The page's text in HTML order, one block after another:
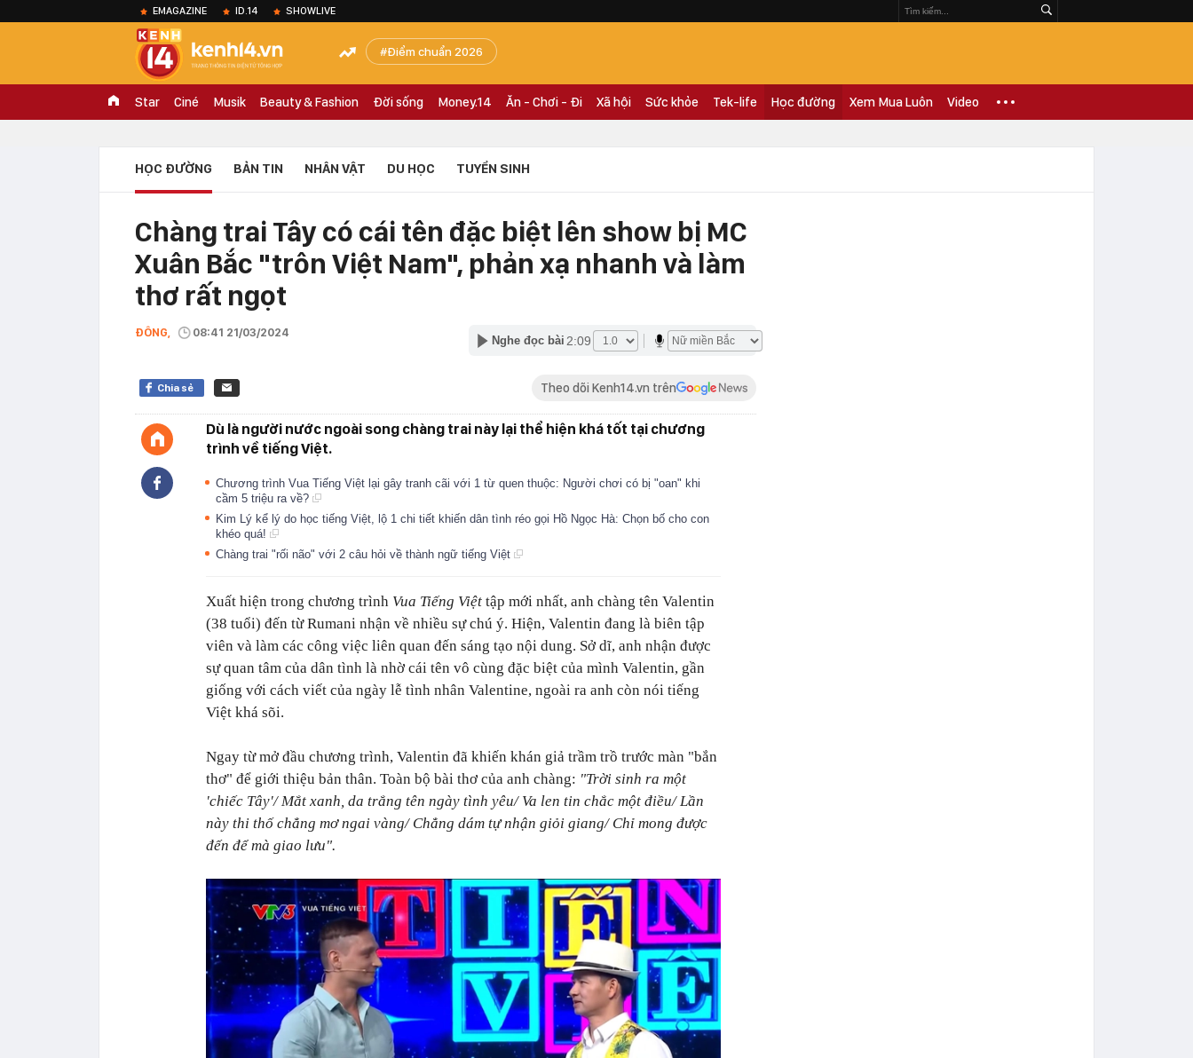
EMAGAZINE ID.14 SHOWLIVE
Điểm chuẩn 2026
Star Ciné Musik Beauty & Fashion Đời sống Money.14 Ăn - Chơi - Đi Xã hội Sức khỏe Tek-life Học đường Xem Mua Luôn Video
HỌC ĐƯỜNG BẢN TIN NHÂN VẬT DU HỌC TUYỂN SINH
Chàng trai Tây có cái tên đặc biệt lên show bị MC
Xuân Bắc "trôn Việt Nam", phản xạ nhanh và làm
thơ rất ngọt
ĐÔNG, 08:41 21/03/2024
Nghe đọc bài 2:09
Chia sẻ Theo dõi Kenh14.vn trên
Dù là người nước ngoài song chàng trai này lại thể hiện khá tốt tại chương
trình về tiếng Việt.
Chương trình Vua Tiếng Việt lại gây tranh cãi với 1 từ quen thuộc: Người chơi có bị "oan" khi
cầm 5 triệu ra về?
Kim Lý kể lý do học tiếng Việt, lộ 1 chi tiết khiến dân tình réo gọi Hồ Ngọc Hà: Chọn bố cho con
khéo quá!
Chàng trai "rối não" với 2 câu hỏi về thành ngữ tiếng Việt
Xuất hiện trong chương trình Vua Tiếng Việt tập mới nhất, anh chàng tên Valentin
(38 tuổi) đến từ Rumani nhận về nhiều sự chú ý. Hiện, Valentin đang là biên tập
viên và làm các công việc liên quan đến sáng tạo nội dung. Sở dĩ, anh nhận được
sự quan tâm của dân tình là nhờ cái tên vô cùng đặc biệt của mình Valentin, gần
giống với cách viết của ngày lễ tình nhân Valentine, ngoài ra anh còn nói tiếng
Việt khá sõi.
Ngay từ mở đầu chương trình, Valentin đã khiến khán giả trầm trồ trước màn "bắn
thơ" để giới thiệu bản thân. Toàn bộ bài thơ của anh chàng: "Trời sinh ra một
'chiếc Tây'/ Mắt xanh, da trắng tên ngày tình yêu/ Va len tin chắc một điều/ Lần
này thi thố chẳng mơ ngai vàng/ Chẳng dám tự nhận giỏi giang/ Chỉ mong được
đến để mà giao lưu".